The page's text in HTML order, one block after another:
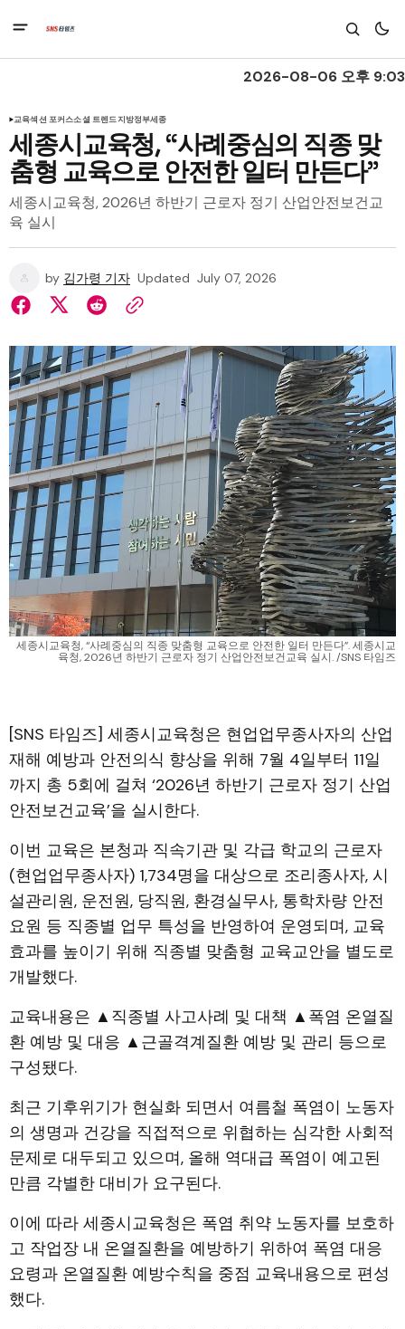
2026-08-06 오후 9:03
교육섹션 포커스소셜 트렌드지방정부세종
세종시교육청, “사례중심의 직종 맞
춤형 교육으로 안전한 일터 만든다”
세종시교육청, 2026년 하반기 근로자 정기 산업안전보건교
육 실시
by 김가령 기자 Updated July 07, 2026
세종시교육청, “사례중심의 직종 맞춤형 교육으로 안전한 일터 만든다”. 세종시교
육청, 2026년 하반기 근로자 정기 산업안전보건교육 실시. /SNS 타임즈
[SNS 타임즈] 세종시교육청은 현업업무종사자의 산업
재해 예방과 안전의식 향상을 위해 7월 4일부터 11일
까지 총 5회에 걸쳐 ‘2026년 하반기 근로자 정기 산업
안전보건교육’을 실시한다.
이번 교육은 본청과 직속기관 및 각급 학교의 근로자
(현업업무종사자) 1,734명을 대상으로 조리종사자, 시
설관리원, 운전원, 당직원, 환경실무사, 통학차량 안전
요원 등 직종별 업무 특성을 반영하여 운영되며, 교육
효과를 높이기 위해 직종별 맞춤형 교육교안을 별도로
개발했다.
교육내용은 ▲직종별 사고사례 및 대책 ▲폭염 온열질
환 예방 및 대응 ▲근골격계질환 예방 및 관리 등으로
구성됐다.
최근 기후위기가 현실화 되면서 여름철 폭염이 노동자
의 생명과 건강을 직접적으로 위협하는 심각한 사회적
문제로 대두되고 있으며, 올해 역대급 폭염이 예고된
만큼 각별한 대비가 요구된다.
이에 따라 세종시교육청은 폭염 취약 노동자를 보호하
고 작업장 내 온열질환을 예방하기 위하여 폭염 대응
요령과 온열질환 예방수칙을 중점 교육내용으로 편성
했다.